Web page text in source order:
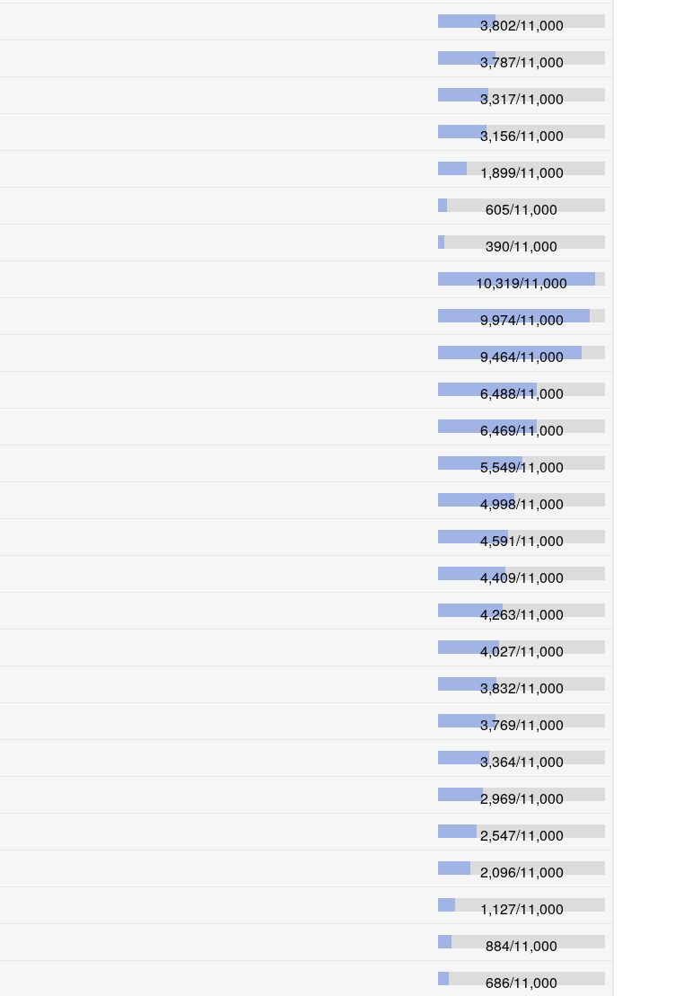
3,802/11,000
3,787/11,000
3,317/11,000
3,156/11,000
1,899/11,000
605/11,000
390/11,000
10,319/11,000
9,974/11,000
9,464/11,000
6,488/11,000
6,469/11,000
5,549/11,000
4,998/11,000
4,591/11,000
4,409/11,000
4,263/11,000
4,027/11,000
3,832/11,000
3,769/11,000
3,364/11,000
2,969/11,000
2,547/11,000
2,096/11,000
1,127/11,000
884/11,000
686/11,000